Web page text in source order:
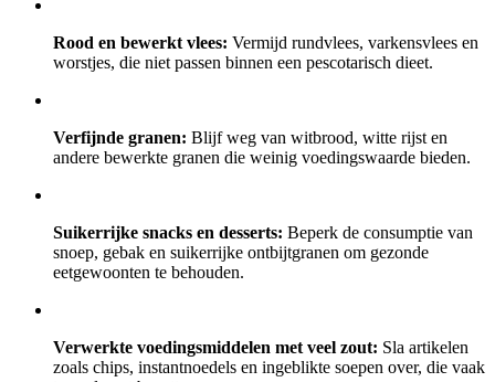
Rood en bewerkt vlees: Vermijd rundvlees, varkensvlees en
worstjes, die niet passen binnen een pescotarisch dieet.
Verfijnde granen: Blijf weg van witbrood, witte rijst en
andere bewerkte granen die weinig voedingswaarde bieden.
Suikerrijke snacks en desserts: Beperk de consumptie van
snoep, gebak en suikerrijke ontbijtgranen om gezonde
eetgewoonten te behouden.
Verwerkte voedingsmiddelen met veel zout: Sla artikelen
zoals chips, instantnoedels en ingeblikte soepen over, die vaak